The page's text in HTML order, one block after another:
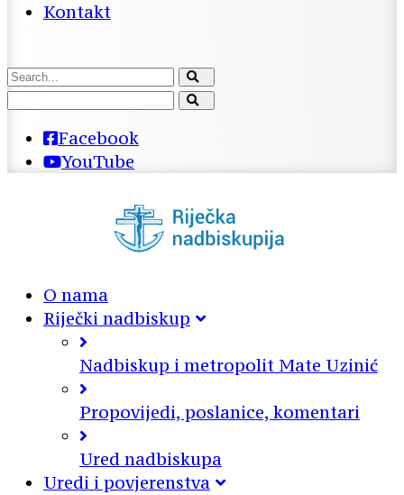
Kontakt
Facebook
YouTube
O nama
Riječki nadbiskup
Nadbiskup i metropolit Mate Uzinić
Propovijedi, poslanice, komentari
Ured nadbiskupa
Uredi i povjerenstva